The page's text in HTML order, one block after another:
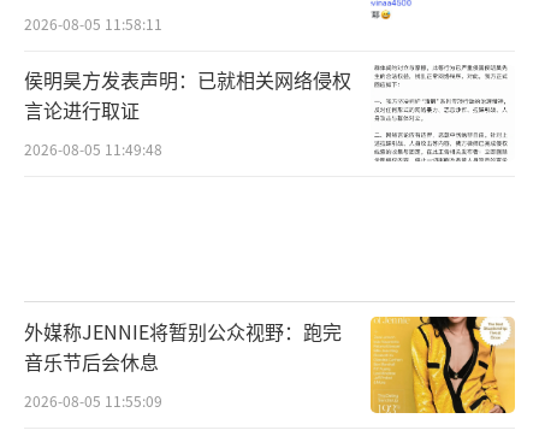
2026-08-05 11:58:11
侯明昊方发表声明：已就相关网络侵权
言论进行取证
2026-08-05 11:49:48
外媒称JENNIE将暂别公众视野：跑完
音乐节后会休息
2026-08-05 11:55:09